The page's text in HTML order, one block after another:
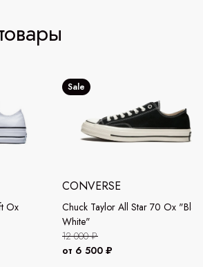
Ox
Sale
CONVERSE
Chuck Taylor All Star 70 Ox
White"
12 000 ₽
от 6 500 ₽